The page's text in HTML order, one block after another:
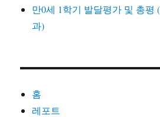
만0세 1학기 발달평가 및 총평
과)
홈
레포트